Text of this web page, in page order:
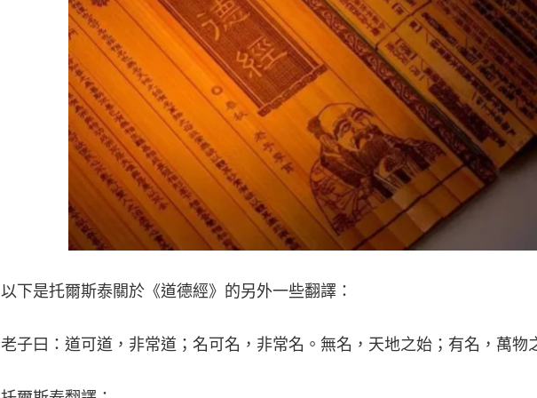
以下是托爾斯泰關於《道德經》的另外一些翻譯：
老子曰：道可道，非常道；名可名，非常名。無名，天地之始；有名，萬物